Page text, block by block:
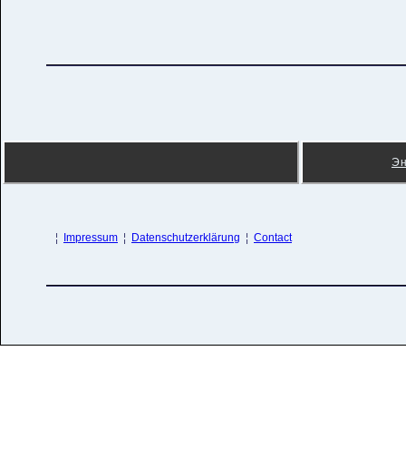
¦ Impressum ¦ Datenschutzerklärung ¦ Contact